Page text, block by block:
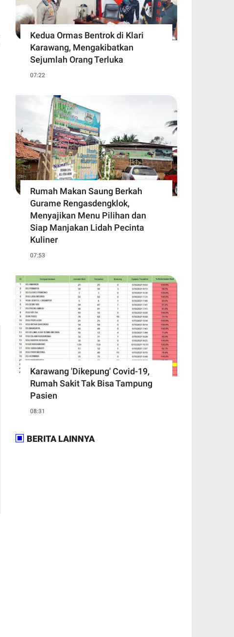
Kedua Ormas Bentrok di Klari
Karawang, Mengakibatkan
Sejumlah Orang Terluka
07:22
Rumah Makan Saung Berkah
Gurame Rengasdengklok,
Menyajikan Menu Pilihan dan
Siap Manjakan Lidah Pecinta
Kuliner
07:53
Karawang 'Dikepung' Covid-19,
Rumah Sakit Tak Bisa Tampung
Pasien
08:31
BERITA LAINNYA